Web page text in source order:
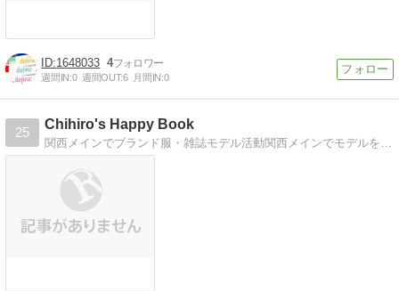
1648033 4
週間IN:0 週間OUT:6 月間IN:0
25
Chihiro's Happy Book
関西メインでブランド服・雑誌モデル活動関西メインでモデルをがんばってます。服・雑誌モデル、ニコプチブロサポ！